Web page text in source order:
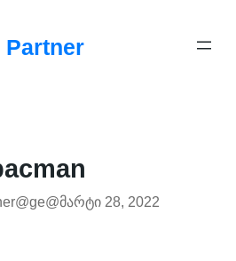
Partner
მარტი 28, 2022